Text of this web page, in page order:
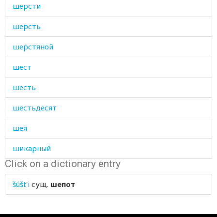
шерсти
шерсть
шерстяной
шест
шесть
шестьдесят
шея
шикарный
шило
шипение
Click on a dictionary entry
šúšt'i сущ. шепот